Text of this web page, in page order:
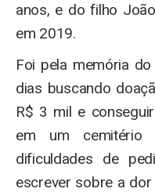
anos, e do filho
em 2019.
Foi pela memória
dias buscando
R$ 3 mil e
em um cemitério
dificuldades de
escrever sobre a